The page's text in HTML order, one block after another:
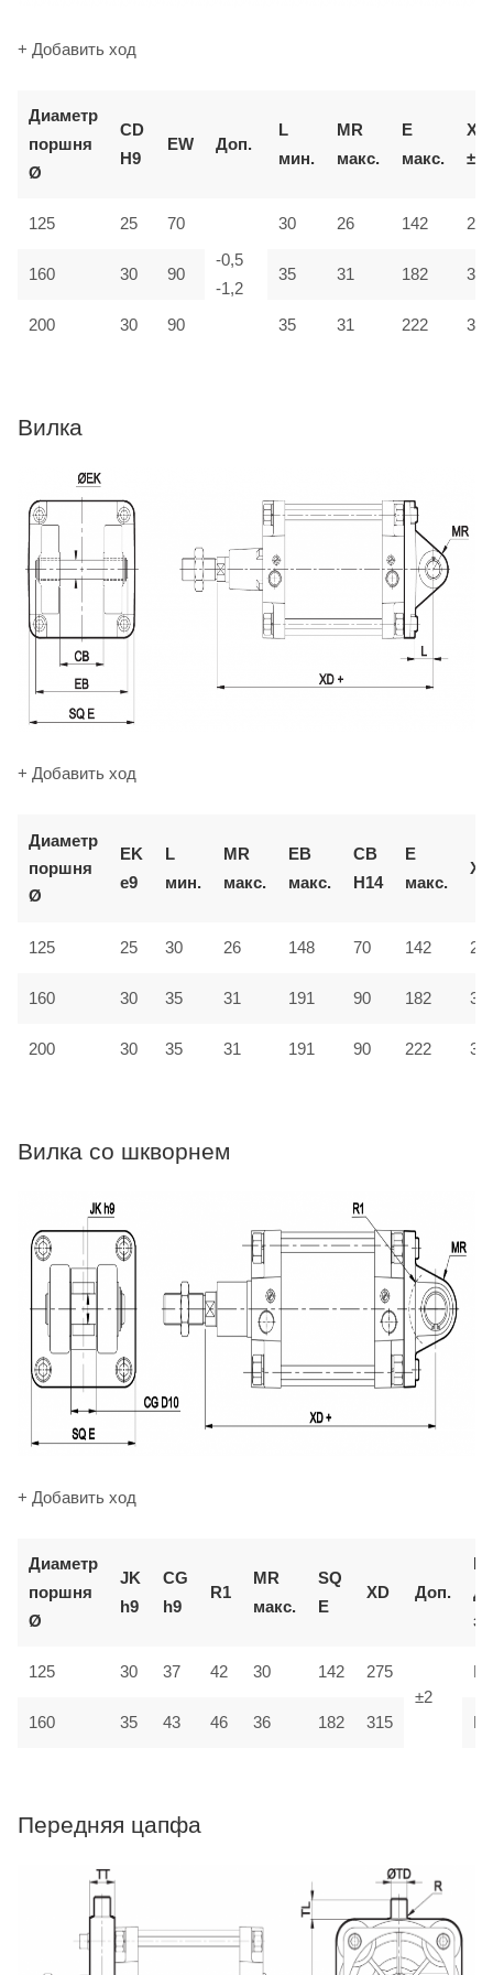
+ Добавить ход
Диаметр
поршня
Ø
CD
H9
EW Доп.
L
мин.
MR
макс.
E
макс.
XD
±2
125 25 70
-0,5
-1,2
30 26 142 275
160 30 90 35 31 182 315
200 30 90 35 31 222 335
Вилка
+ Добавить ход
Диаметр
поршня
Ø
EK
e9
L
мин.
MR
макс.
EB
макс.
CB
H14
E
макс.
125 25 30 26 148 70 142
160 30 35 31 191 90 182
200 30 35 31 191 90 222
Вилка со шкворнем
+ Добавить ход
Диаметр
поршня
Ø
JK
h9
CG
h9
R1
MR
макс.
SQ
E
XD Доп.
125 30 37 42 30 142
275
±2
160 35 43 46 36 182 315
Передняя цапфа